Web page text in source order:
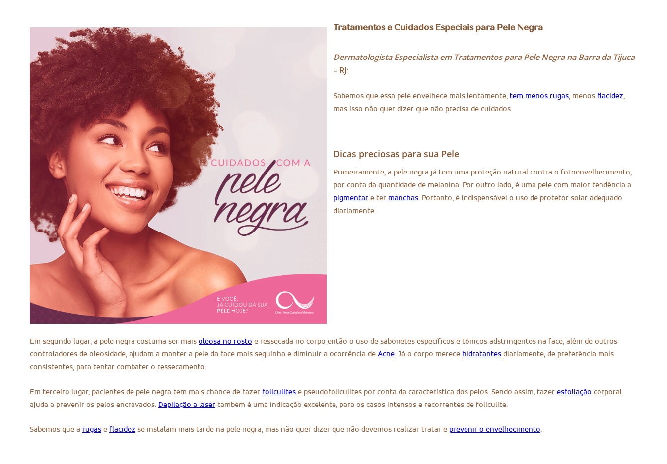
Tratamentos e Cuidados Especiais para Pele Negra
Dermatologista Especialista em Tratamentos para Pele Negra na Barra da Tijuca
– RJ:
Sabemos que essa pele envelhece mais lentamente, tem menos rugas, menos flacidez,
mas isso não quer dizer que não precisa de cuidados.
Dicas preciosas para sua Pele
Primeiramente, a pele negra já tem uma proteção natural contra o fotoenvelhecimento,
por conta da quantidade de melanina. Por outro lado, é uma pele com maior tendência a
pigmentar e ter manchas. Portanto, é indispensável o uso de protetor solar adequado
diariamente.
Em segundo lugar, a pele negra costuma ser mais oleosa no rosto e ressecada no corpo então o uso de sabonetes específicos e tônicos adstringentes na face, além de outros
controladores de oleosidade, ajudam a manter a pele da face mais sequinha e diminuir a ocorrência de Acne. Já o corpo merece hidratantes diariamente, de preferência mais
consistentes, para tentar combater o ressecamento.
Em terceiro lugar, pacientes de pele negra tem mais chance de fazer foliculites e pseudofoliculites por conta da característica dos pelos. Sendo assim, fazer esfoliação corporal
ajuda a prevenir os pelos encravados. Depilação a laser também é uma indicação excelente, para os casos intensos e recorrentes de foliculite.
Sabemos que a rugas e flacidez se instalam mais tarde na pele negra, mas não quer dizer que não devemos realizar tratar e prevenir o envelhecimento.